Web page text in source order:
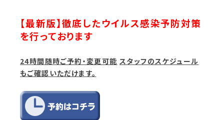
【最新版】徹底したウイルス感染予防対策
を行っております
24時間随時ご予約・変更可能 スタッフのスケジュール
もご確認いただけます。